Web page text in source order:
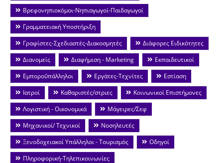
Βρεφονηπιοκόμοι-Νηπιαγωγοί-Παιδαγωγοί
Γραμματειακή Υποστήριξη
Γραφίστες-Σχεδιαστές-Διακοσμητές
Διάφορες Ειδικότητες
Διανομείς
Διαφήμιση - Marketing
Εκπαιδευτικοί
Εμποροΰπάλληλοι
Εργάτες-Τεχνίτες
Εστίαση
Ιατροί
Καθαριστές/στριες
Κοινωνικοί Επιστήμονες
Λογιστική - Οικονομικά
Μάγειρες/Σεφ
Μηχανικοί/ Τεχνικοί
Νοσηλευτές
Ξενοδοχειακοί Υπάλληλοι - Τουρισμός
Οδηγοί
Πληροφορική-Τηλεπικοινωνίες